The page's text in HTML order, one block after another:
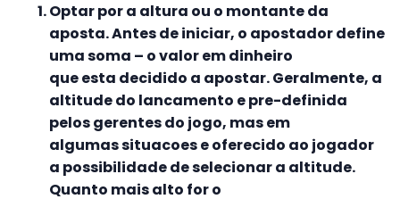
Optar por a altura ou o montante da
aposta. Antes de iniciar, o apostador define
uma soma – o valor em dinheiro
que esta decidido a apostar. Geralmente, a
altitude do lancamento e pre-definida
pelos gerentes do jogo, mas em
algumas situacoes e oferecido ao jogador
a possibilidade de selecionar a altitude.
Quanto mais alto for o